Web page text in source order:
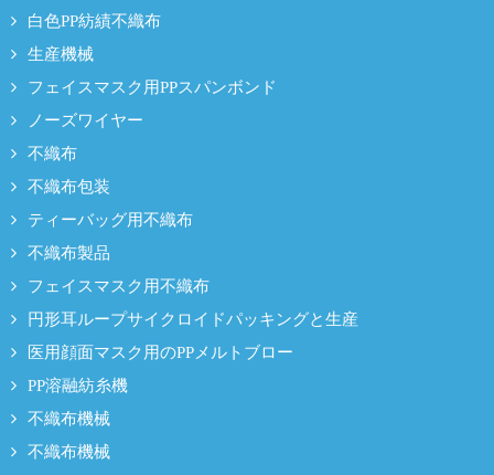
白色PP紡績不織布
生産機械
フェイスマスク用PPスパンボンド
ノーズワイヤー
不織布
不織布包装
ティーバッグ用不織布
不織布製品
フェイスマスク用不織布
円形耳ループサイクロイドパッキングと生産
医用顔面マスク用のPPメルトブロー
PP溶融紡糸機
不織布機械
不織布機械